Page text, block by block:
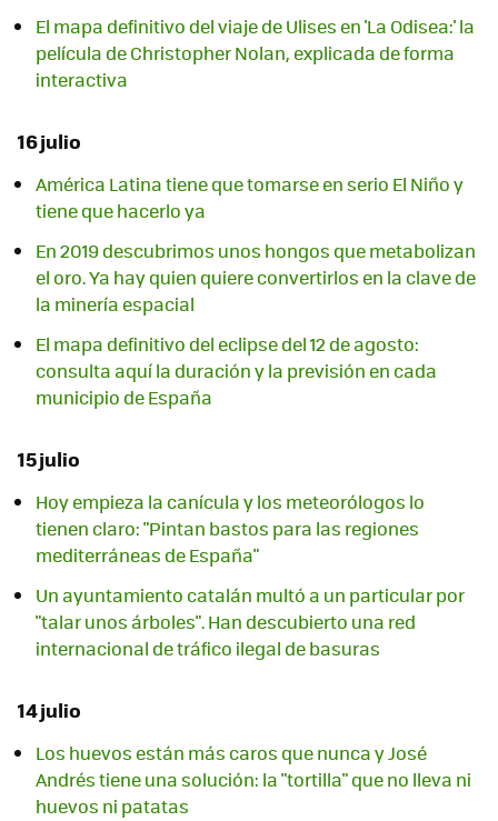
El mapa definitivo del viaje de Ulises en 'La Odisea:' la
película de Christopher Nolan, explicada de forma
interactiva
16 julio
América Latina tiene que tomarse en serio El Niño y
tiene que hacerlo ya
En 2019 descubrimos unos hongos que metabolizan
el oro. Ya hay quien quiere convertirlos en la clave de
la minería espacial
El mapa definitivo del eclipse del 12 de agosto:
consulta aquí la duración y la previsión en cada
municipio de España
15 julio
Hoy empieza la canícula y los meteorólogos lo
tienen claro: "Pintan bastos para las regiones
mediterráneas de España"
Un ayuntamiento catalán multó a un particular por
"talar unos árboles". Han descubierto una red
internacional de tráfico ilegal de basuras
14 julio
Los huevos están más caros que nunca y José
Andrés tiene una solución: la "tortilla" que no lleva ni
huevos ni patatas